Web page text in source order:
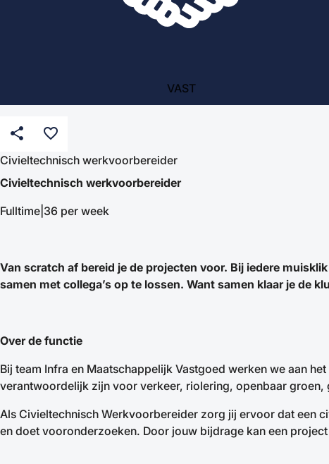
VAST
share favorite_border
Civieltechnisch werkvoorbereider
Civieltechnisch werkvoorbereider
Fulltime|36 per week
Van scratch af bereid je de projecten voor. Bij iedere
samen met collega’s op te lossen. Want samen klaar je de
Over de functie
Bij team Infra en Maatschappelijk Vastgoed werken we aan
verantwoordelijk zijn voor verkeer, riolering, openbaar
Als Civieltechnisch Werkvoorbereider zorg jij ervoor dat een
en doet vooronderzoeken. Door jouw bijdrage kan een